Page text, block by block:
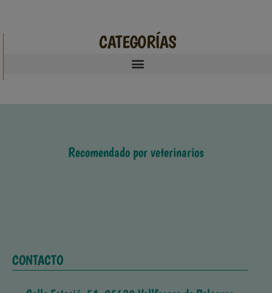
CATEGORÍAS
Recomendado por veterinarios
CONTACTO